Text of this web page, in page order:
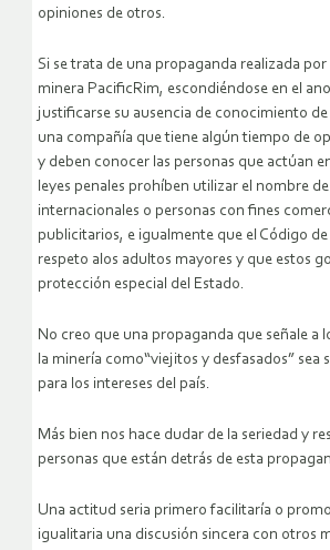
opiniones de otros.
Si se trata de una propaganda realizada
minera PacificRim, escondiéndose en el
justificarse su ausencia de conocimiento de
una compañía que tiene algún tiempo de
y deben conocer las personas que actúan
leyes penales prohíben utilizar el nombre
internacionales o personas con fines
publicitarios, e igualmente que el Código
respeto alos adultos mayores y que estos
protección especial del Estado.
No creo que una propaganda que señale a
la minería como“viejitos y desfasados” sea
para los intereses del país.
Más bien nos hace dudar de la seriedad y
personas que están detrás de esta
Una actitud seria primero facilitaría o
igualitaria una discusión sincera con otros